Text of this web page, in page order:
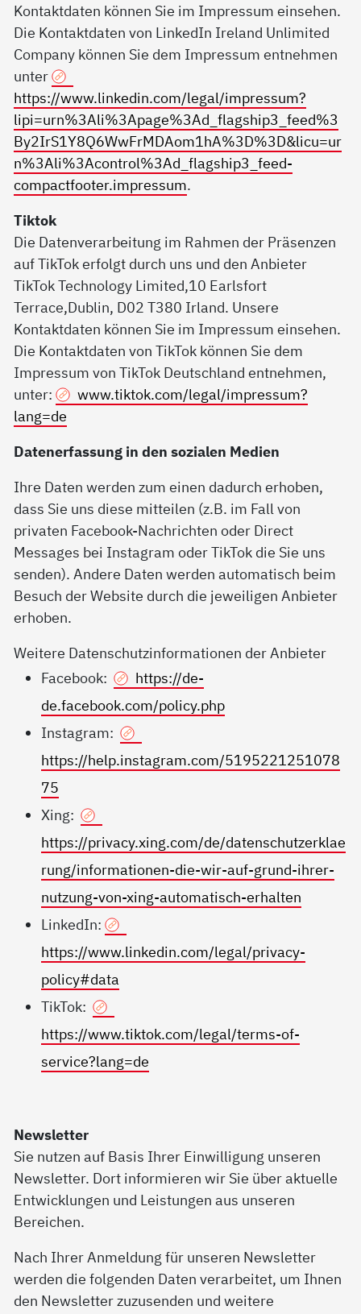
Kontaktdaten können Sie im Impressum einsehen.
Die Kontaktdaten von LinkedIn Ireland Unlimited
Company können Sie dem Impressum entnehmen
unter
https://www.linkedin.com/legal/impressum?
lipi=urn%3Ali%3Apage%3Ad_flagship3_feed%3
By2IrS1Y8Q6WwFrMDAom1hA%3D%3D&licu=ur
n%3Ali%3Acontrol%3Ad_flagship3_feed-
compactfooter.impressum.
Tiktok
Die Datenverarbeitung im Rahmen der Präsenzen
auf TikTok erfolgt durch uns und den Anbieter
TikTok Technology Limited,10 Earlsfort
Terrace,Dublin, D02 T380 Irland. Unsere
Kontaktdaten können Sie im Impressum einsehen.
Die Kontaktdaten von TikTok können Sie dem
Impressum von TikTok Deutschland entnehmen,
unter:
www.tiktok.com/legal/impressum?
lang=de
Datenerfassung in den sozialen Medien
Ihre Daten werden zum einen dadurch erhoben,
dass Sie uns diese mitteilen (z.B. im Fall von
privaten Facebook-Nachrichten oder Direct
Messages bei Instagram oder TikTok die Sie uns
senden). Andere Daten werden automatisch beim
Besuch der Website durch die jeweiligen Anbieter
erhoben.
Weitere Datenschutzinformationen der Anbieter
Facebook:
https://de-
de.facebook.com/policy.php
Instagram:
https://help.instagram.com/5195221251078
75
Xing:
https://privacy.xing.com/de/datenschutzerklae
rung/informationen-die-wir-auf-grund-ihrer-
nutzung-von-xing-automatisch-erhalten
LinkedIn:
https://www.linkedin.com/legal/privacy-
policy#data
TikTok:
https://www.tiktok.com/legal/terms-of-
service?lang=de
Newsletter
Sie nutzen auf Basis Ihrer Einwilligung unseren
Newsletter. Dort informieren wir Sie über aktuelle
Entwicklungen und Leistungen aus unseren
Bereichen.
Nach Ihrer Anmeldung für unseren Newsletter
werden die folgenden Daten verarbeitet, um Ihnen
den Newsletter zuzusenden und weitere